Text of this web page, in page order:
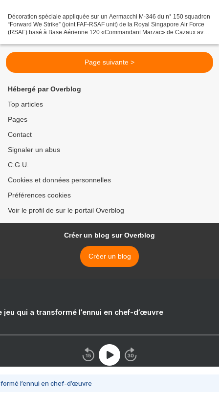
Décoration spéciale appliquée sur un Aermacchi M-346 du n° 150 squadron
“Forward We Strike” (joint FAF-RSAF unit) de la Royal Singapore Air Force
(RSAF) basé à Base Aérienne 120 «Commandant Marzac» de Cazaux avec
Page suivante >
Hébergé par Overblog
Top articles
Pages
Contact
Signaler un abus
C.G.U.
Cookies et données personnelles
Préférences cookies
Voir le profil de sur le portail Overblog
Créer un blog sur Overblog
Créer un blog
jeu qui a transformé l’ennui en chef-d’œuvre
l’ennui en chef-d’œuvre